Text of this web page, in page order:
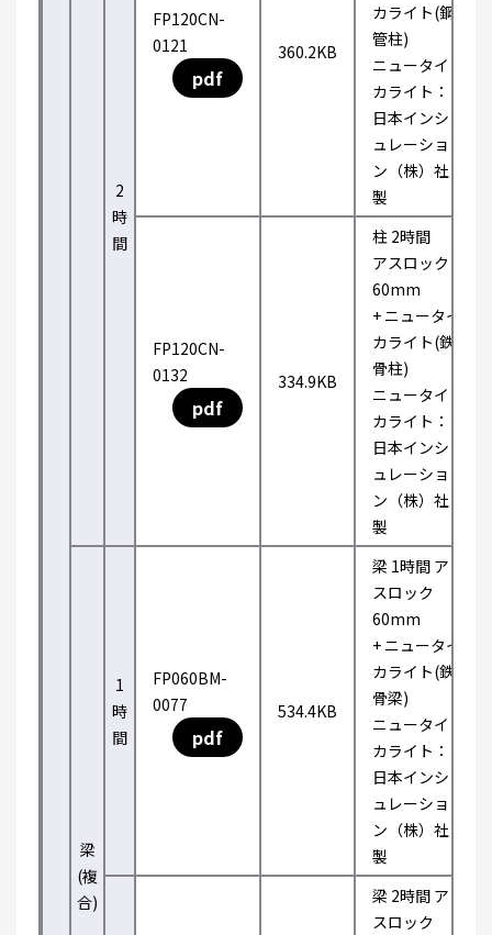
2
時
間
FP120CN-
0121
pdf
360.2KB
カライト(鋼
管柱)
ニュータイ
カライト：
日本インシ
ュレーショ
ン（株）社
製
FP120CN-
0132
pdf
334.9KB
柱 2時間
アスロック
60mm
+ ニュータイ
カライト(鉄
骨柱)
ニュータイ
カライト：
日本インシ
ュレーショ
ン（株）社
製
梁
(複
合)
1
時
間
FP060BM-
0077
pdf
534.4KB
梁 1時間 ア
スロック
60mm
+ ニュータイ
カライト(鉄
骨梁)
ニュータイ
カライト：
日本インシ
ュレーショ
ン（株）社
製
梁 2時間 ア
スロック